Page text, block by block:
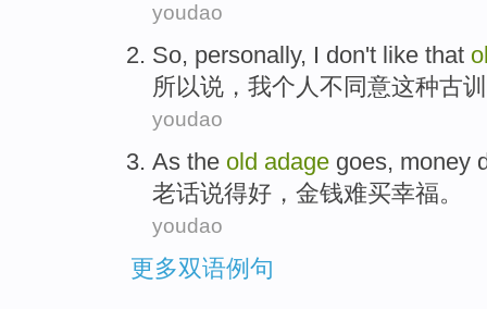
youdao
So, personally, I don't like that
所以说， 我个人不同意这种古训
youdao
As the old adage goes, money
老话说得好， 金钱难买幸福。
youdao
更多双语例句